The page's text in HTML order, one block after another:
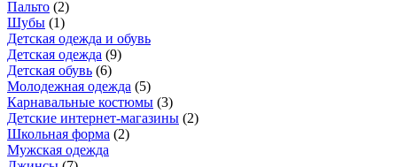
Пальто (2)
Шубы (1)
Детская одежда и обувь
Детская одежда (9)
Детская обувь (6)
Молодежная одежда (5)
Карнавальные костюмы (3)
Детские интернет-магазины (2)
Школьная форма (2)
Мужская одежда